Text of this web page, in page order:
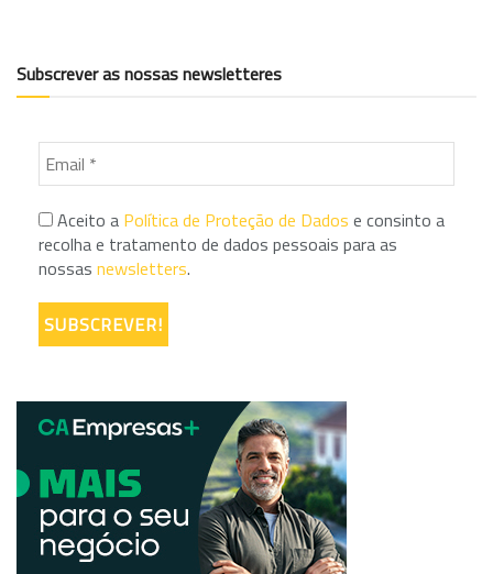
Subscrever as nossas newsletteres
Aceito a Política de Proteção de Dados e consinto a
recolha e tratamento de dados pessoais para as
nossas newsletters.